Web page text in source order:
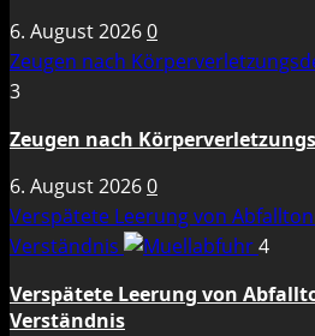
6. August 20260
Zeugen nach
3
Zeugen nach
6. August 20260
Verspätete Leerung von
Verständnis
4
Verspätete Leerung von
Verständnis